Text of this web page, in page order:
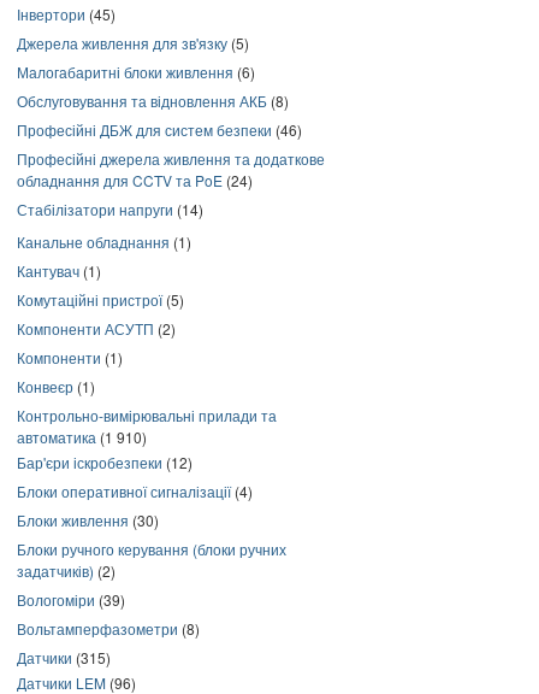
Інвертори (45)
Джерела живлення для зв'язку (5)
Малогабаритні блоки живлення (6)
Обслуговування та відновлення АКБ (8)
Професійні ДБЖ для систем безпеки (46)
Професійні джерела живлення та додаткове
обладнання для CCTV та PoE (24)
Стабілізатори напруги (14)
Канальне обладнання (1)
Кантувач (1)
Комутаційні пристрої(5)
Компоненти АСУТП (2)
Компоненти (1)
Конвеєр (1)
Контрольно-вимірювальні прилади та
автоматика (1 910)
Бар'єри іскробезпеки (12)
Блоки оперативної сигналізації(4)
Блоки живлення (30)
Блоки ручного керування (блоки ручних
задатчиків) (2)
Вологоміри (39)
Вольтамперфазометри (8)
Датчики (315)
Датчики LEM (96)